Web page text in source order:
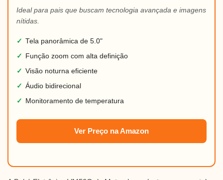
Ideal para pais que buscam tecnologia avançada e imagens
nítidas.
✓ Tela panorâmica de 5.0"
✓
Função zoom com alta definição
✓ Visão noturna eficiente
✓ Áudio bidirecional
✓
Monitoramento de temperatura
Ver Preço na Amazon